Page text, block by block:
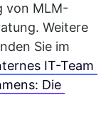
von MLM-
Weitere
Sie im
IT-Team
Die